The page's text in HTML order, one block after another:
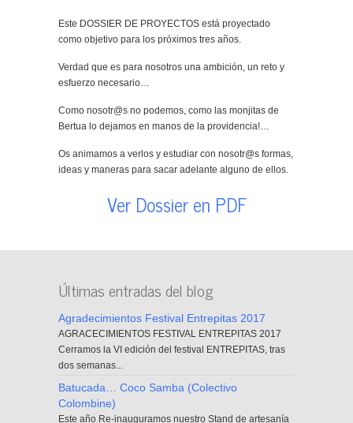
Este DOSSIER DE PROYECTOS está proyectado
como objetivo para los próximos tres años.
Verdad que es para nosotros una ambición, un reto y
esfuerzo necesario…
Como nosotr@s no podemos, como las monjitas de
Bertua lo dejamos en manos de la providencia!…
Os animamos a verlos y estudiar con nosotr@s formas,
ideas y maneras para sacar adelante alguno de ellos.
Ver Dossier en PDF
Últimas entradas del blog
Agradecimientos Festival Entrepitas 2017
AGRACECIMIENTOS FESTIVAL ENTREPITAS 2017
Cerramos la VI edición del festival ENTREPITAS, tras
dos semanas...
Batucada… Coco Samba (Colectivo
Colombine)
Este año Re-inauguramos nuestro Stand de artesanía